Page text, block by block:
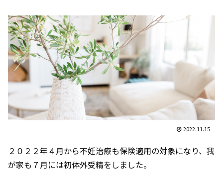
2022.11.15
２０２２年４月から不妊治療も保険適用の対象になり、我
が家も７月には初体外受精をしました。